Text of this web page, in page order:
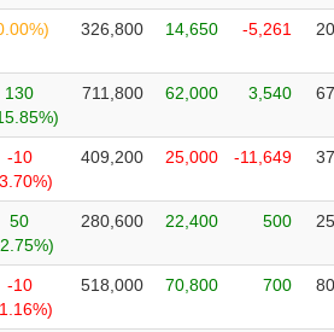
326,800 14,650 -5,261
130
711,800 62,000 3,540
-10
409,200 25,000 -11,649
50
280,600 22,400 500
-10
518,000 70,800 700
Người liên quan Cổ đông lớn